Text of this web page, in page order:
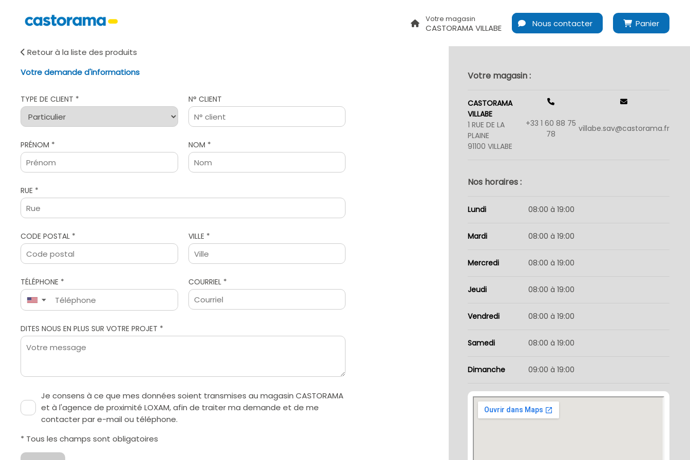
Votre magasin
CASTORAMA VILLABE Nous contacter Panier
Retour à la liste des produits
Votre demande d'informations
TYPE DE CLIENT * N° CLIENT
PRÉNOM * NOM *
RUE *
CODE POSTAL * VILLE *
TÉLÉPHONE *
▼
COURRIEL *
Je consens à ce que mes données soient transmises au magasin CASTORAMA
et à l'agence de proximité LOXAM, afin de traiter ma demande et de me
contacter par e-mail ou téléphone.
* Tous les champs sont obligatoires
Votre magasin :
CASTORAMA
VILLABE
1 RUE DE LA
PLAINE
91100 VILLABE
+33 1 60 88 75
78
villabe.sav@castorama.fr
Nos horaires :
Lundi 08:00 à 19:00
Mardi 08:00 à 19:00
Mercredi 08:00 à 19:00
Jeudi 08:00 à 19:00
Vendredi 08:00 à 19:00
Samedi 08:00 à 19:00
Dimanche 09:00 à 19:00